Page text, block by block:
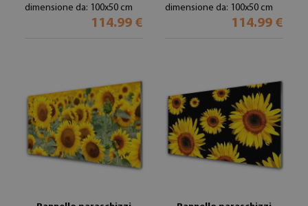
dimensione da: 100x50 cm
114.99 €
dimensione da: 100x50 cm
114.99 €